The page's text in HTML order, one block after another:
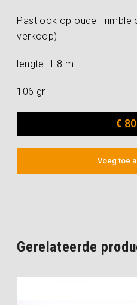
Past ook op oude Trimble
verkoop)
lengte: 1.8 m
106 gr
€
Voeg toe
Gerelateerde